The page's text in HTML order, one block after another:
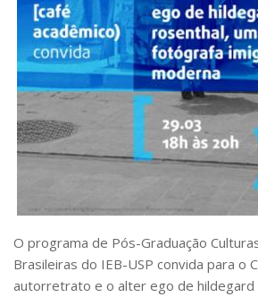
LABIEB
Extensão
Cursos
Criação de Curso
CD
CDH
O programa de Pós-Graduação
Brasileiras do IEB-USP convida para o
autorretrato e o alter ego de hildegard